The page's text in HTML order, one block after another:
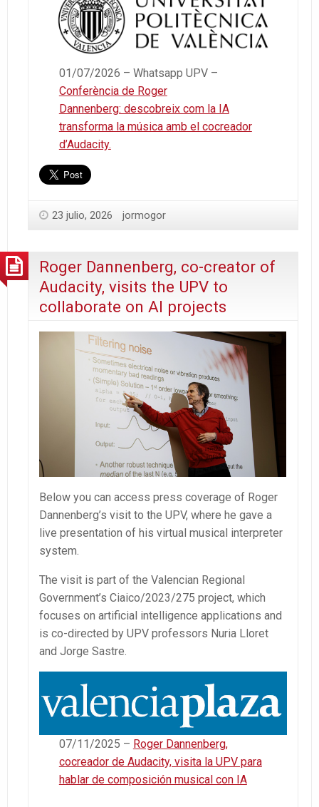
01/07/2026 – Whatsapp UPV –
Conferència de Roger
Dannenberg: descobreix com la IA
transforma la música amb el cocreador
d’Audacity.
23 julio, 2026 jormogor
Roger Dannenberg, co-creator of
Audacity, visits the UPV to
collaborate on AI projects
Below you can access press coverage of Roger
Dannenberg’s visit to the UPV, where he gave a
live presentation of his virtual musical interpreter
system.
The visit is part of the Valencian Regional
Government’s Ciaico/2023/275 project, which
focuses on artificial intelligence applications and
is co-directed by UPV professors Nuria Lloret
and Jorge Sastre.
07/11/2025 – Roger Dannenberg,
cocreador de Audacity, visita la UPV para
hablar de composición musical con IA